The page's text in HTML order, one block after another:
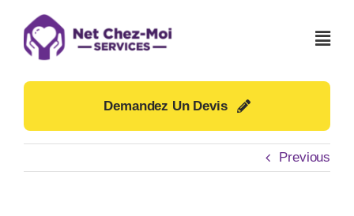
content
Demandez Un Devis
Previous